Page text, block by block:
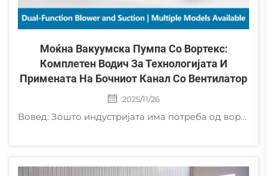
Моќна Вакуумска Пумпа Со Вортекс:
Комплетен Водич За Технологијата И
Примената На Бочниот Канал Со Вентилатор
2025/11/26
Вовед: Зошто индустријата има потреба од вортекс вакуумска пумпа Во областите на современата индустријална автоматизација, заштита на животната средина и прецизна производство, барањето за стабилен, сигурен и безмасен извор на воздух постојано расте. Т...